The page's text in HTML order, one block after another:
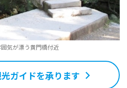
気が漂う黄門橋付近
ガイドを承ります